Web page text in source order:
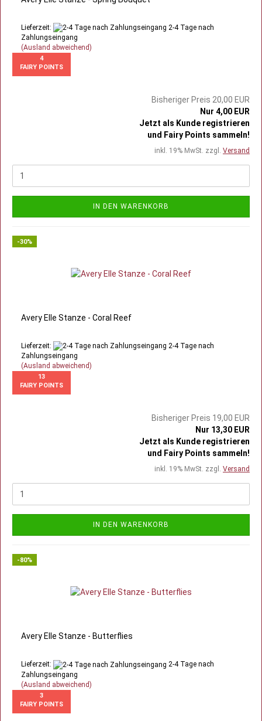
Lieferzeit:
2-4 Tage nach
Zahlungseingang
(Ausland abweichend)
4
FAIRY POINTS
Bisheriger Preis 20,00 EUR
Nur 4,00 EUR
Jetzt als Kunde registrieren
und Fairy Points sammeln!
inkl. 19% MwSt. zzgl. Versand
IN DEN WARENKORB
-30%
Avery Elle Stanze - Coral Reef
Lieferzeit:
2-4 Tage nach
Zahlungseingang
(Ausland abweichend)
13
FAIRY POINTS
Bisheriger Preis 19,00 EUR
Nur 13,30 EUR
Jetzt als Kunde registrieren
und Fairy Points sammeln!
inkl. 19% MwSt. zzgl. Versand
IN DEN WARENKORB
-80%
Avery Elle Stanze - Butterflies
Lieferzeit:
2-4 Tage nach
Zahlungseingang
(Ausland abweichend)
3
FAIRY POINTS